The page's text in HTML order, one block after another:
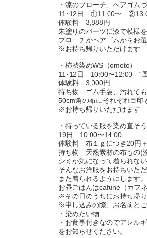
・漆のブローチ、ヘアゴム
11･12日 ①11:00〜
体験料 3,888円
朱塗りのパーツに漆で模様
ブローチかヘアゴムかをお
※お持ち帰りいただけます
・柿渋染めWS（omoto）
11･12日 10:00〜12:00 “風
体験料 3,000円
持ち物 ゴム手袋、汚れて
50cm角の布にそれぞれ目印
※お持ち帰りいただけます
・持っている服を染め直そう
19日 10:00〜14:00
体験料 布１ｇにつき20円
持ち物 天然素材の布もの(
シミが気になって着られな
そんなお洋服をお持ちいた
また着られるようにします
お昼ごはんはcafuné（カフ
※その日のうちにお持ち帰
※申し込みの際、お名前とご
・染めたい物
・お食事付きなのでアレル
をお知らせください。